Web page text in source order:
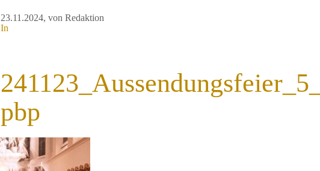
23.11.2024, von Redaktion
In
pbp